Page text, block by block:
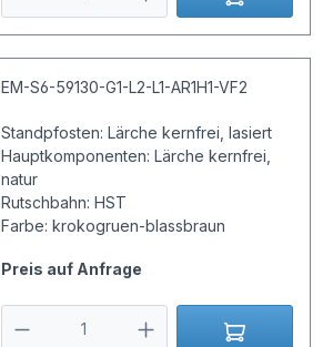
EM-S6-59130-G1-L2-L1-AR1H1-VF2
Standpfosten: Lärche kernfrei, lasiert
Hauptkomponenten: Lärche kernfrei,
natur
Rutschbahn: HST
Farbe: krokogruen-blassbraun
Preis auf Anfrage